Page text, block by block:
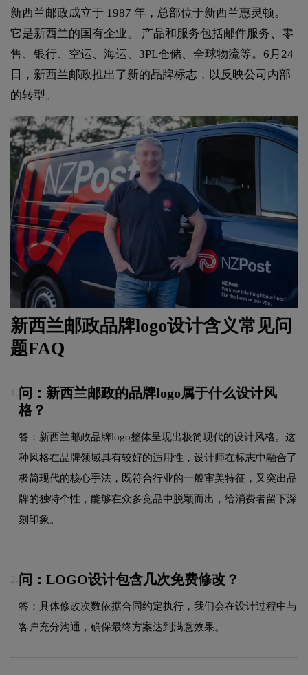
新西兰邮政成立于 1987 年，总部位于新西兰惠灵顿。
它是新西兰的国有企业。 产品和服务包括邮件服务、零
售、银行、空运、海运、3PL仓储、全球物流等。6月24
日，新西兰邮政推出了新的品牌标志，以反映公司内部
的转型。
新西兰邮政品牌logo设计含义常见问
题FAQ
问：新西兰邮政的品牌logo属于什么设计风
格？
答：新西兰邮政品牌logo整体呈现出极简现代的设计风格。这
种风格在品牌领域具有较好的适用性，设计师在标志中融合了
极简现代的核心手法，既符合行业的一般审美特征，又突出品
牌的独特个性，能够在众多竞品中脱颖而出，给消费者留下深
刻印象。
2. 问：LOGO设计包含几次免费修改？
答：具体修改次数依据合同约定执行，我们会在设计过程中与
客户充分沟通，确保最终方案达到满意效果。